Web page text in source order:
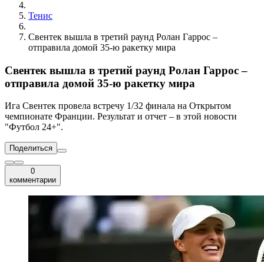
Тенис
Свентек вышла в третий раунд Ролан Гаррос –
отправила домой 35-ю ракетку мира
Свентек вышла в третий раунд Ролан Гаррос –
отправила домой 35-ю ракетку мира
Ига Свентек провела встречу 1/32 финала на Открытом
чемпионате Франции. Результат и отчет – в этой новости
"Футбол 24+".
Поделиться
0
комментарии